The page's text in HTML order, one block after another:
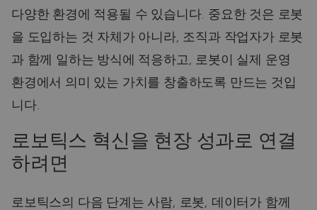
다양한 환경에 적용될 수 있습니다. 중요한 것은 로봇
을 도입하는 것 자체가 아니라, 조직과 작업자가 로봇
과 함께 일하는 방식에 적응하고, 로봇이 실제 운영
환경에서 의미 있는 가치를 창출하도록 만드는 것입
니다.
로보틱스 혁신을 현장 성과로 연결
하려면
로보틱스의 다음 단계는 사람, 로봇, 데이터가 함께